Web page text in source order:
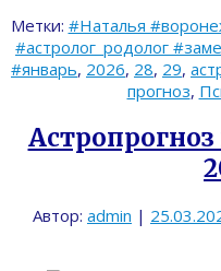
Метки: #Наталья
#астролог_родолог
#январь, 2026, 28, 29,
прогноз,
Астропрогноз
Автор: admin |